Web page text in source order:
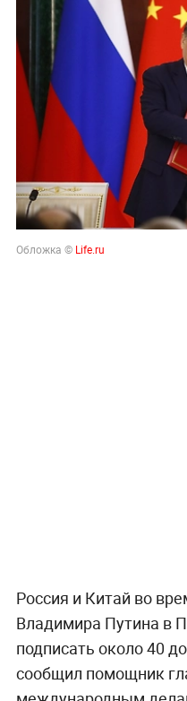
Обложка © Life.ru
Россия и Китай во
Владимира Путина в
подписать около 40
сообщил помощник